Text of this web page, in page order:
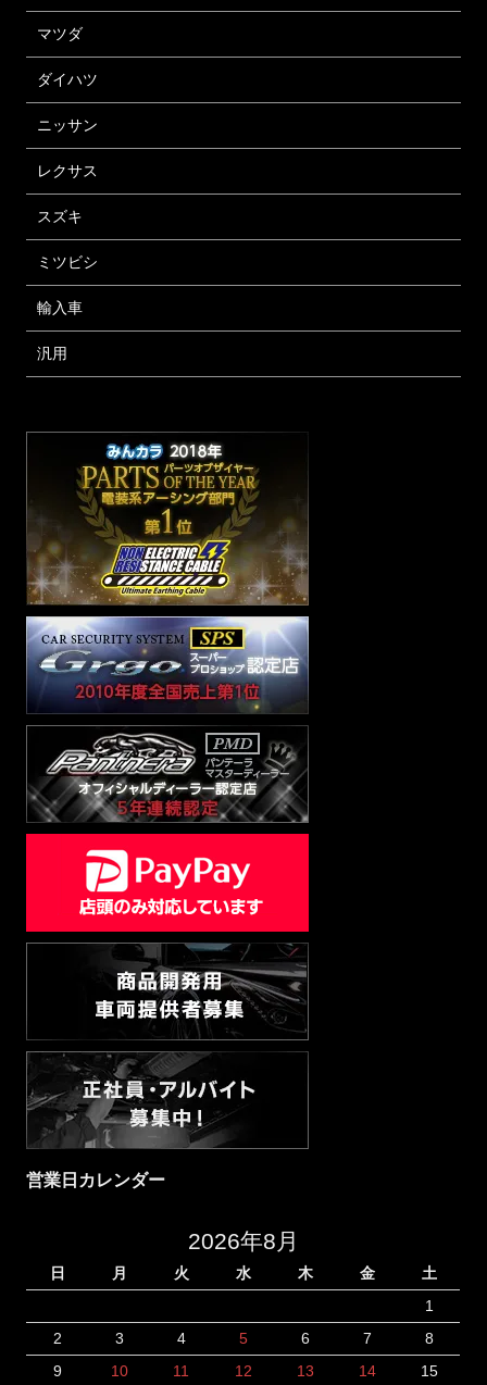
マツダ
ダイハツ
ニッサン
レクサス
スズキ
ミツビシ
輸入車
汎用
営業日カレンダー
2026年8月
日 月 火 水 木 金
土
1
2
3 4 5 6 7
8
9
10 11 12 13 14
15